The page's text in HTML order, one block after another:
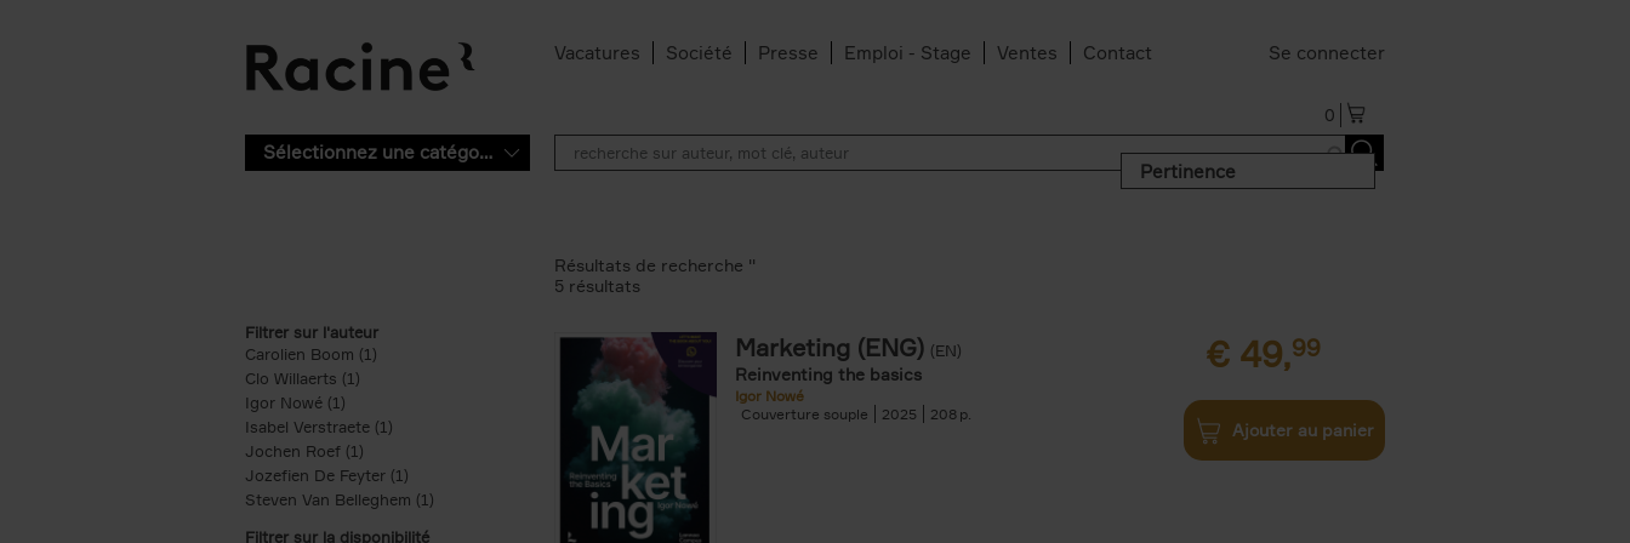
Vacatures Société Presse Emploi - Stage Ventes Contact Se connecter
0
Sélectionnez une catégorie
Pertinence
Filtrer sur l'auteur
Carolien Boom (1)
Clo Willaerts (1)
Igor Nowé (1)
Isabel Verstraete (1) Apply Isabel Verstraete filter
Jochen Roef (1)
Jozefien De Feyter (1) Apply Jozefien De Feyter filter
Steven Van Belleghem (1) Apply Steven Van Belleghem filter
Filtrer sur la disponibilité
Résultats de recherche ''
5 résultats
Marketing (ENG) (EN)
Reinventing the basics
Igor Nowé
Couverture souple
2025 208
€ 49,99
Ajouter au panier